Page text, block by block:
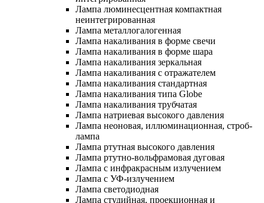
Лампа люминесцентная компактная
неинтегрированная
Лампа металлогалогенная
Лампа накаливания в форме свечи
Лампа накаливания в форме шара
Лампа накаливания зеркальная
Лампа накаливания с отражателем
Лампа накаливания стандартная
Лампа накаливания типа Globe
Лампа накаливания трубчатая
Лампа натриевая высокого давления
Лампа неоновая, иллюминационная, строб-
лампа
Лампа ртутная высокого давления
Лампа ртутно-вольфрамовая дуговая
Лампа с инфракрасным излучением
Лампа с УФ-излучением
Лампа светодиодная
Лампа студийная, проекционная и